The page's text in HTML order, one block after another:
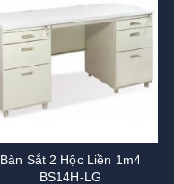
Bàn Sắt 2 Hộc Liền 1m4
BS14H-LG